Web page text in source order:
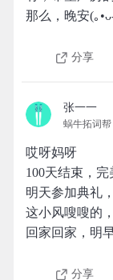
那么，晚安(｡•ᴗ-
分享
张一一
蜗牛拓词帮
哎呀妈呀
100天结束，完
明天参加典礼
这小风嗖嗖的
回家回家，明
分享